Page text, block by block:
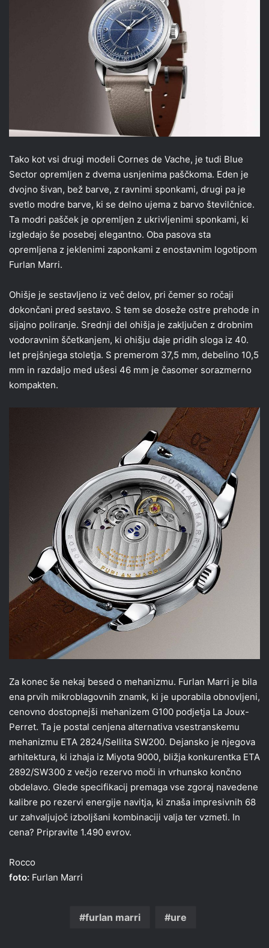
Tako kot vsi drugi modeli Cornes de Vache, je tudi Blue
Sector opremljen z dvema usnjenima paščkoma. Eden je
dvojno šivan, bež barve, z ravnimi sponkami, drugi pa je
svetlo modre barve, ki se delno ujema z barvo številčnice.
Ta modri pašček je opremljen z ukrivljenimi sponkami, ki
izgledajo še posebej elegantno. Oba pasova sta
opremljena z jeklenimi zaponkami z enostavnim logotipom
Furlan Marri.
Ohišje je sestavljeno iz več delov, pri čemer so ročaji
dokončani pred sestavo. S tem se doseže ostre prehode in
sijajno poliranje. Srednji del ohišja je zaključen z drobnim
vodoravnim ščetkanjem, ki ohišju daje pridih sloga iz 40.
let prejšnjega stoletja. S premerom 37,5 mm, debelino 10,5
mm in razdaljo med ušesi 46 mm je časomer sorazmerno
kompakten.
Za konec še nekaj besed o mehanizmu. Furlan Marri je bila
ena prvih mikroblagovnih znamk, ki je uporabila obnovljeni,
cenovno dostopnejši mehanizem G100 podjetja La Joux-
Perret. Ta je postal cenjena alternativa vsestranskemu
mehanizmu ETA 2824/Sellita SW200. Dejansko je njegova
arhitektura, ki izhaja iz Miyota 9000, bližja konkurentka ETA
2892/SW300 z večjo rezervo moči in vrhunsko končno
obdelavo. Glede specifikacij premaga vse zgoraj navedene
kalibre po rezervi energije navitja, ki znaša impresivnih 68
ur zahvaljujoč izboljšani kombinaciji valja ter vzmeti. In
cena? Pripravite 1.490 evrov.
Rocco
foto: Furlan Marri
furlan marri ure